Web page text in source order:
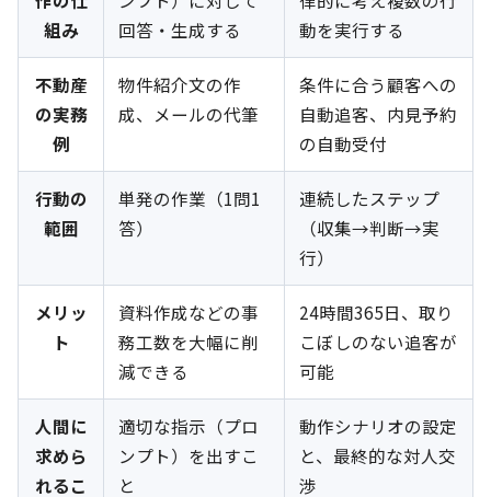
組み
回答・生成する
動を実行する
不動産
の実務
例
物件紹介文の作
成、メールの代筆
条件に合う顧客への
自動追客、内見予約
の自動受付
行動の
範囲
単発の作業（1問1
答）
連続したステップ
（収集→判断→実
行）
メリッ
ト
資料作成などの事
務工数を大幅に削
減できる
24時間365日、取り
こぼしのない追客が
可能
人間に
求めら
れるこ
適切な指示（プロ
ンプト）を出すこ
と
動作シナリオの設定
と、最終的な対人交
渉